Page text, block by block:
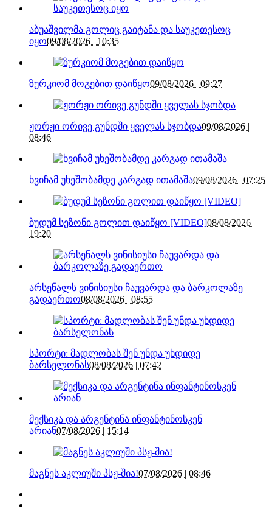
აბუაშვილმა გოლიც გაიტანა და საუკეთესოც
იყო09/08/2026 | 10:35
ზურკიომ მოგებით დაიწყო09/08/2026 | 09:27
ჟორჟი ორივე გუნდში ყველას სჯობდა09/08/2026 |
08:46
ხვიჩამ უხეშობამდე კარგად ითამაშა09/08/2026 | 07:25
ბუდუმ სეზონი გოლით დაიწყო [VIDEO]08/08/2026 |
19:20
არსენალს ვინისიუსი ჩაუვარდა და ბარკოლაზე
გადაერთო08/08/2026 | 08:55
სპორტი: მადლობას შენ უნდა უხდიდე
ბარსელონას08/08/2026 | 07:42
მექსიკა და არგენტინა ინფანტინოსკენ
არიან07/08/2026 | 15:14
მაგნეს აკლიუში პსჟ-შია!07/08/2026 | 08:46